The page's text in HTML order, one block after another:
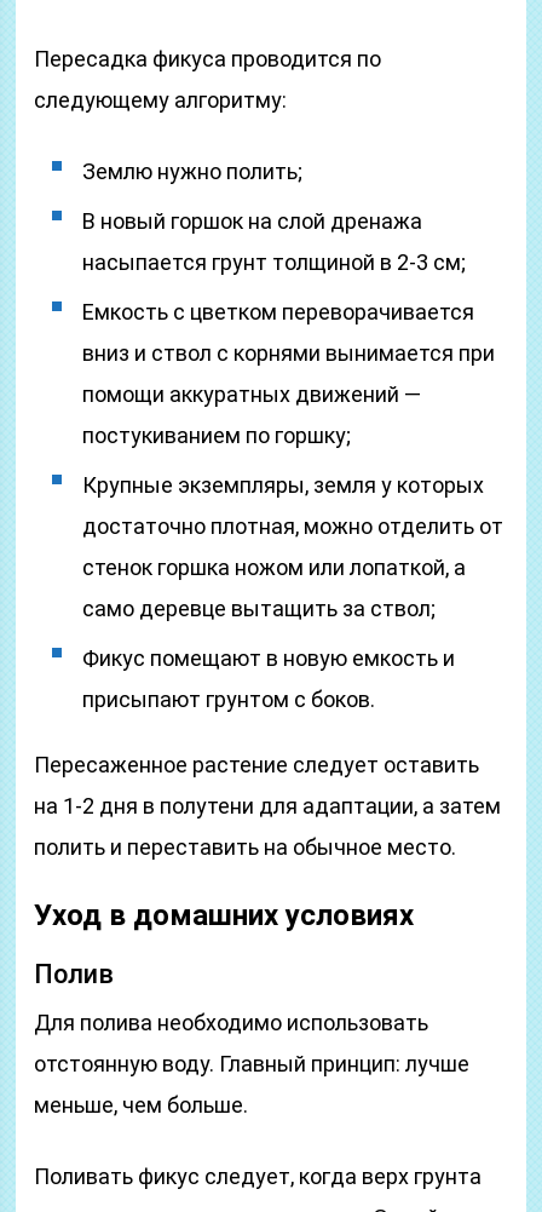
Пересадка фикуса проводится по
следующему алгоритму:
Землю нужно полить;
В новый горшок на слой дренажа
насыпается грунт толщиной в 2-3 см;
Емкость с цветком переворачивается
вниз и ствол с корнями вынимается при
помощи аккуратных движений —
постукиванием по горшку;
Крупные экземпляры, земля у которых
достаточно плотная, можно отделить от
стенок горшка ножом или лопаткой, а
само деревце вытащить за ствол;
Фикус помещают в новую емкость и
присыпают грунтом с боков.
Пересаженное растение следует оставить
на 1-2 дня в полутени для адаптации, а затем
полить и переставить на обычное место.
Уход в домашних условиях
Полив
Для полива необходимо использовать
отстоянную воду. Главный принцип: лучше
меньше, чем больше.
Поливать фикус следует, когда верх грунта